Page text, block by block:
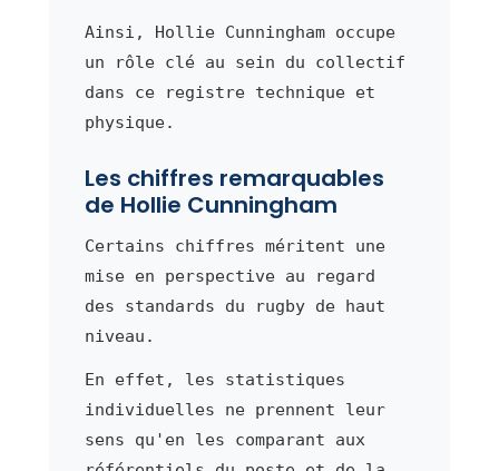
Ainsi, Hollie Cunningham occupe
un rôle clé au sein du collectif
dans ce registre technique et
physique.
Les chiffres remarquables
de Hollie Cunningham
Certains chiffres méritent une
mise en perspective au regard
des standards du rugby de haut
niveau.
En effet, les statistiques
individuelles ne prennent leur
sens qu'en les comparant aux